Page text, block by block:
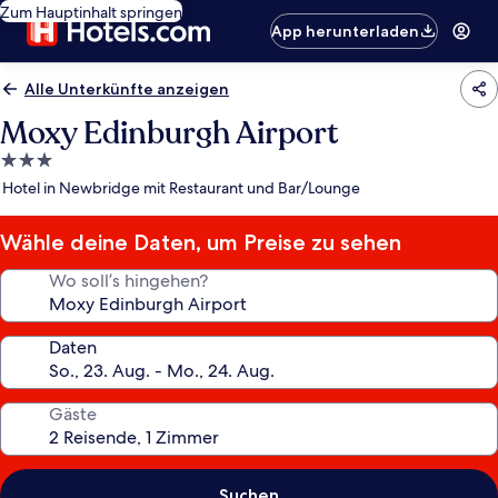
Zum Hauptinhalt springen
App herunterladen
Alle Unterkünfte anzeigen
Moxy Edinburgh Airport
3.0-
Sterne-
Hotel in Newbridge mit Restaurant und Bar/Lounge
Wähle deine Daten, um Preise zu sehen
Wo soll’s hingehen?
Daten
Gäste